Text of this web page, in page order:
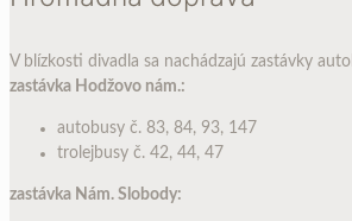
V blízkosti divadla sa nachádzajú zastávky
zastávka Hodžovo nám.:
autobusy č. 83, 84, 93, 147
trolejbusy č. 42, 44, 47
zastávka Nám. Slobody: